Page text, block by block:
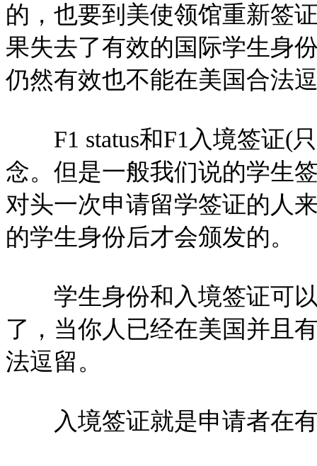
的，也要到美使领馆重新签
果失去了有效的国际学生身
仍然有效也不能在美国合法
F1 status和F1入境签证(只
念。但是一般我们说的学生
对头一次申请留学签证的人
的学生身份后才会颁发的。
学生身份和入境签证可以
了，当你人已经在美国并且
法逗留。
入境签证就是申请者在有